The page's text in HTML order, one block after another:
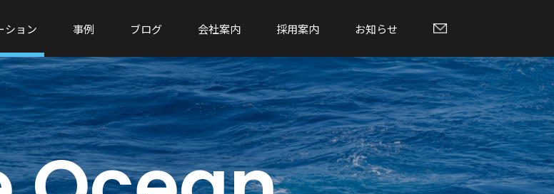
ション 事例 ブログ 会社案内 採用案内 お知らせ